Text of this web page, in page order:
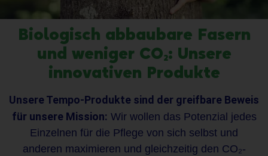
Biologisch abbaubare Fasern
und weniger CO₂: Unsere
innovativen Produkte
Unsere Tempo-Produkte sind der greifbare Beweis
für unsere Mission: Wir wollen das Potenzial jedes
Einzelnen für die Pflege von sich selbst und
anderen maximieren und gleichzeitig den CO₂-